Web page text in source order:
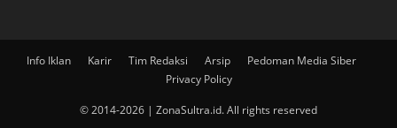
Info Iklan Karir Tim Redaksi Arsip
Pedoman Media Siber
Privacy Policy
© 2014-2026 | ZonaSultra.id. All rights reserved